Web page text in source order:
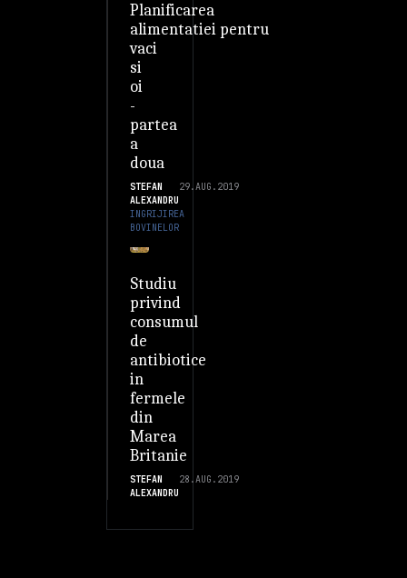
Planificarea
alimentatiei pentru
vaci
si
oi
-
partea
a
doua
STEFAN
ALEXANDRU
29.AUG.2019
INGRIJIREA
BOVINELOR
Studiu
privind
consumul
de
antibiotice
in
fermele
din
Marea
Britanie
STEFAN
ALEXANDRU
28.AUG.2019